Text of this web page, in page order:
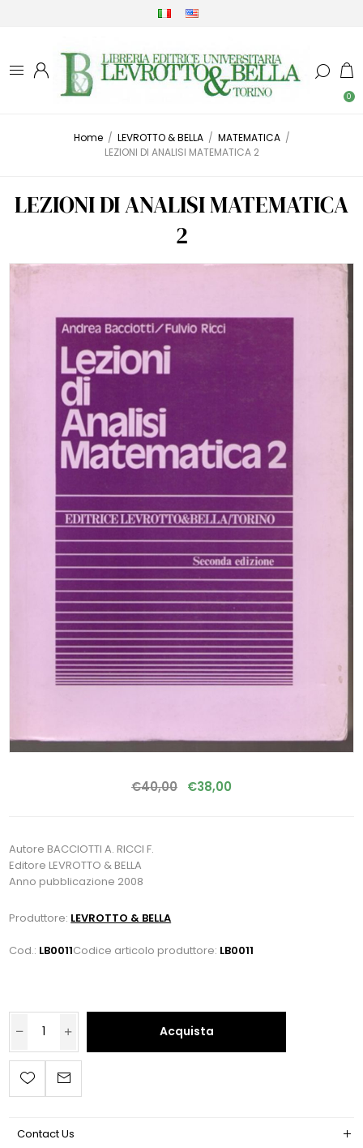
0
Home / LEVROTTO & BELLA / MATEMATICA /
LEZIONI DI ANALISI MATEMATICA 2
LEZIONI DI ANALISI MATEMATICA
2
€40,00 €38,00
Autore BACCIOTTI A. RICCI F.
Editore LEVROTTO & BELLA
Anno pubblicazione 2008
Produttore: LEVROTTO & BELLA
Cod.: LB0011Codice articolo produttore: LB0011
Acquista
Contact Us